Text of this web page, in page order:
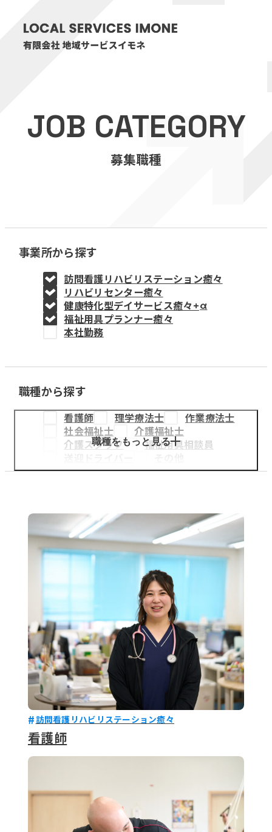
医療・介護事業
訪問看護リハビリステーション癒々
福祉用具プランナー癒々
教育事業
姫路中央こども園
姫路中央保育園
採用情報
医療・介護事業
募集職種
お知らせ
JOB CATEGORY
募集職種
事業所から探す
訪問看護リハビリステーション癒々
リハビリセンター癒々
健康特化型デイサービス癒々+α
福祉用具プランナー癒々
本社勤務
職種から探す
看護師 理学療法士
作業療法士
社会福祉士
介護福祉士
介護スタッフ
福祉用具相談員
職種をもっと見る
訪問看護リハビリステーション癒々
看護師